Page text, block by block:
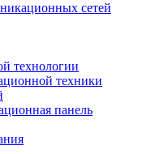
сетей
технологии
техники
панель